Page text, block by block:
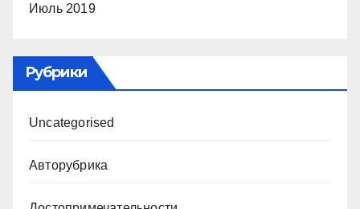
Июль 2019
Рубрики
Uncategorised
Авторубрика